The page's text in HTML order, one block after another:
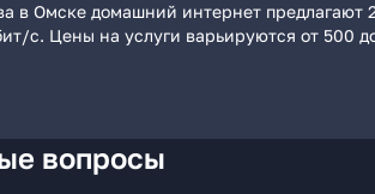
в Омске домашний интернет
с. Цены на услуги варьируются от 500
вопросы